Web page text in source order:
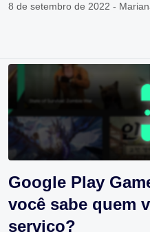
8 de setembro de 2022 -
Google Play
você sabe quem
serviço?